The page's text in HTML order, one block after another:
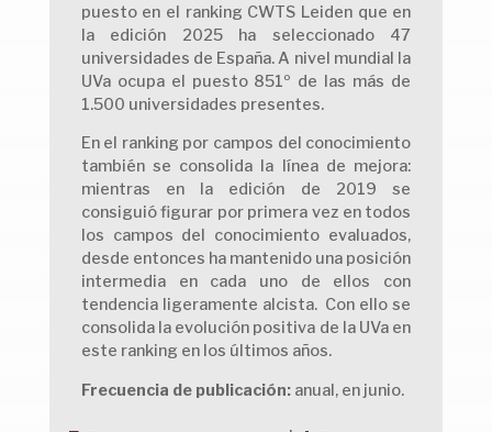
puesto en el ranking CWTS Leiden que en
la edición 2025 ha seleccionado 47
universidades de España. A nivel mundial la
UVa ocupa el puesto 851º de las más de
1.500 universidades presentes.
En el ranking por campos del conocimiento
también se consolida la línea de mejora:
mientras en la edición de 2019 se
consiguió figurar por primera vez en todos
los campos del conocimiento evaluados,
desde entonces ha mantenido una posición
intermedia en cada uno de ellos con
tendencia ligeramente alcista. Con ello se
consolida la evolución positiva de la UVa en
este ranking en los últimos años.
Frecuencia de publicación:anual, en junio.